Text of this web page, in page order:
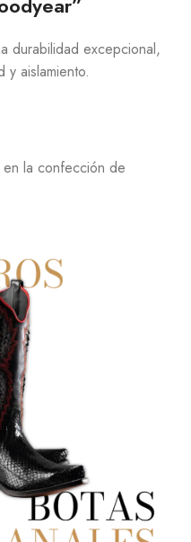
durabilidad excepcional,
y aislamiento.
la confección de